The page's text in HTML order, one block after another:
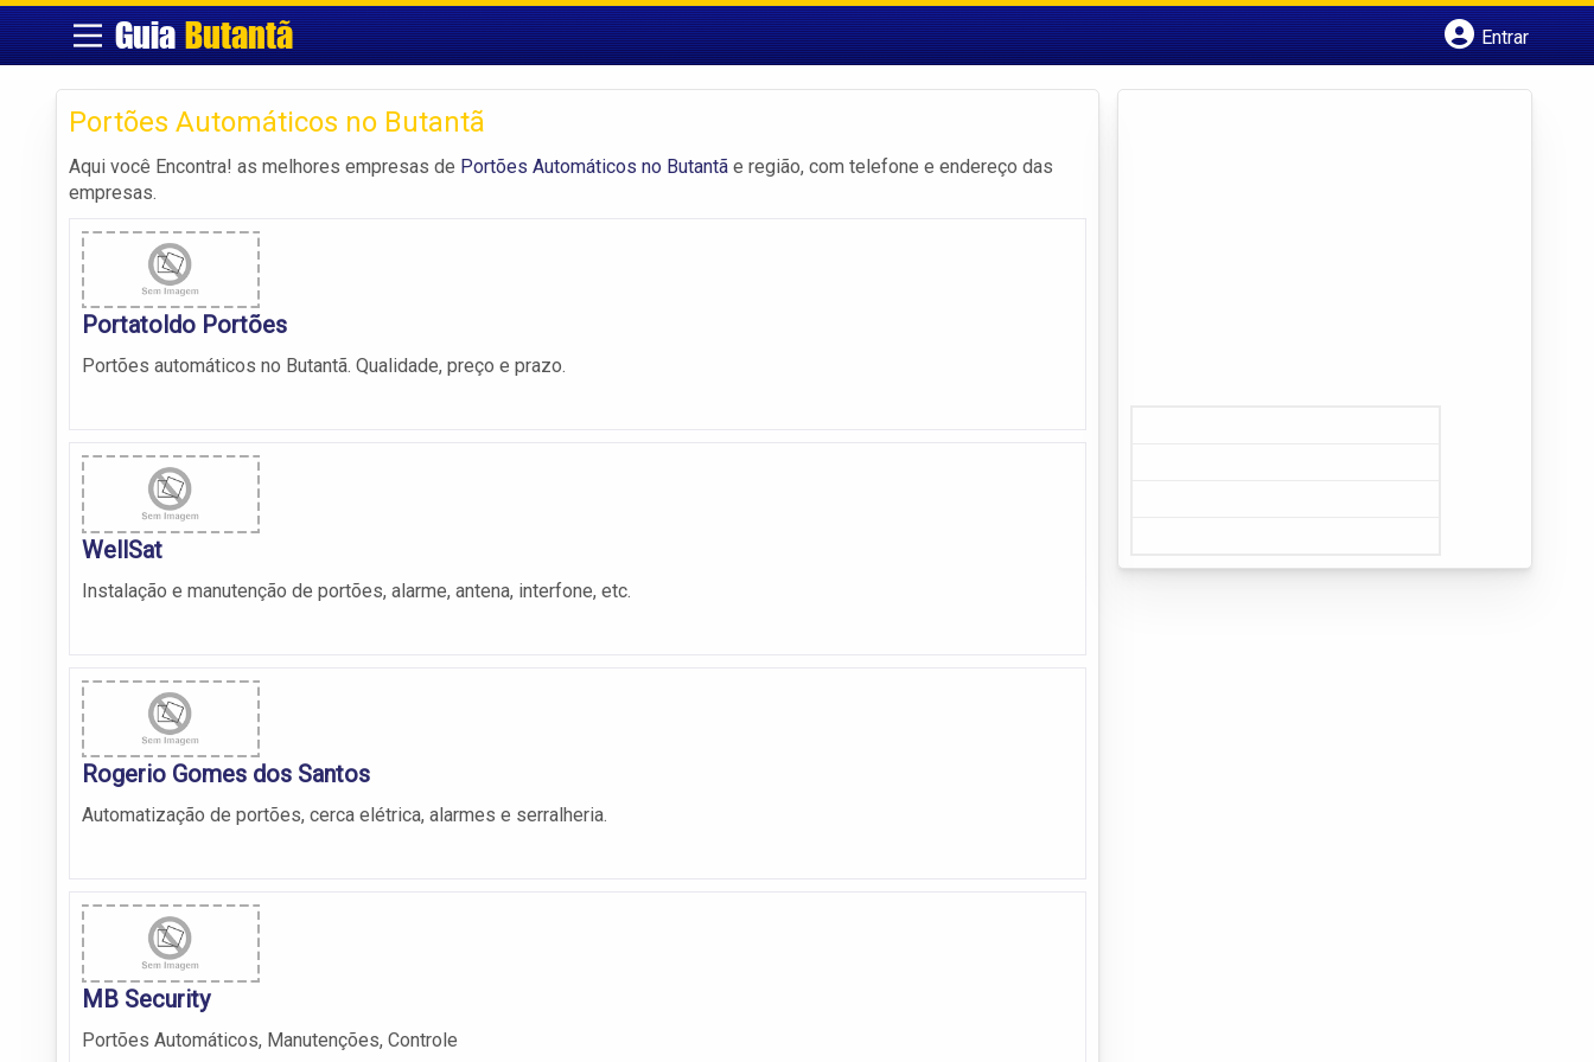
GuiaButantã
Entrar
Portões Automáticos no Butantã
Aqui você Encontra! as melhores empresas de Portões Automáticos no Butantã e região, com telefone e endereço das
empresas.
Portatoldo Portões
Portões automáticos no Butantã. Qualidade, preço e prazo.
WellSat
Instalação e manutenção de portões, alarme, antena, interfone, etc.
Rogerio Gomes dos Santos
Automatização de portões, cerca elétrica, alarmes e serralheria.
MB Security
Portões Automáticos, Manutenções, Controle